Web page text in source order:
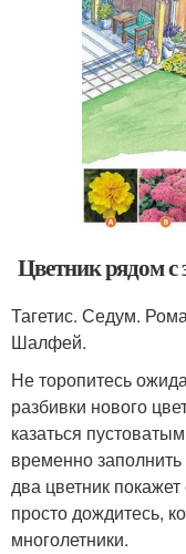
Цветник рядом с
Тагетис. Седум.
Шалфей.
Не торопитесь
разбивки нового
казаться
временно
два цветник
просто дождитесь,
многолетники.